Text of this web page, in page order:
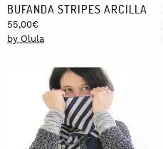
BUFANDA STRIPES ARCILLA
55,00€
by Olula